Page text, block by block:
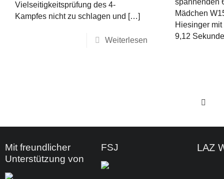
Vielseitigkeitsprüfung des 4-
Kampfes nicht zu schlagen und […]
Weiterlesen
spannenden
Mädchen
Hiesinger
9,12
Mit freundlicher
Unterstützung von
FSJ LAZ